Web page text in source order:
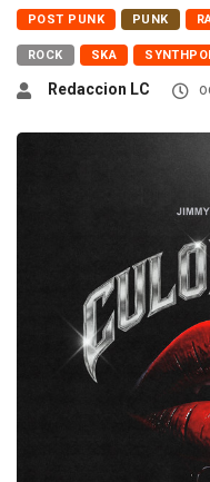
POST PUNK PUNK
ROCK SKA
Redaccion LC